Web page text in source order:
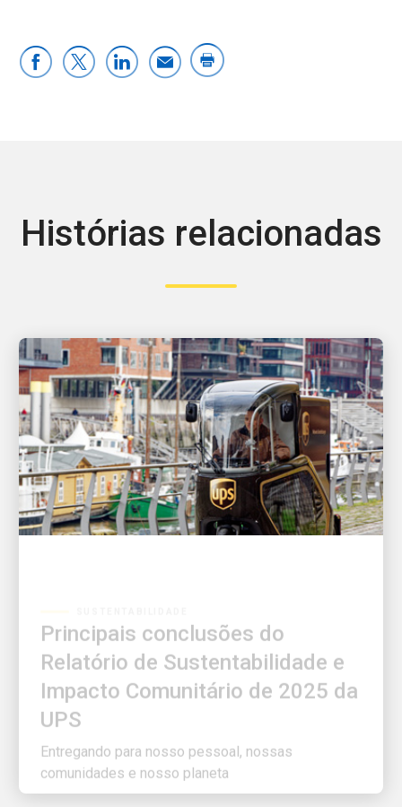
Histórias relacionadas
Relatório de Sustentabilidade e
Impacto Comunitário de 2025 da
UPS
Entregando para nosso pessoal, nossas
comunidades e nosso planeta